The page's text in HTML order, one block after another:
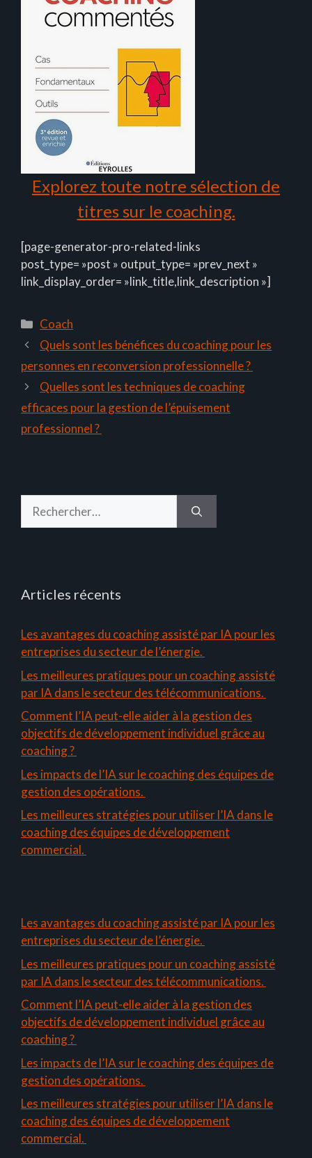
Explorez toute notre sélection de
titres sur le coaching.
[page-generator-pro-related-links
post_type= »post » output_type= »prev_next »
link_display_order= »link_title,link_description »]
Catégories
Coach
Quels sont les bénéfices du coaching pour les
personnes en reconversion professionnelle ?
Quelles sont les techniques de coaching
efficaces pour la gestion de l’épuisement
professionnel ?
Articles récents
Les avantages du coaching assisté par IA pour les
entreprises du secteur de l’énergie.
Les meilleures pratiques pour un coaching assisté
par IA dans le secteur des télécommunications.
Comment l’IA peut-elle aider à la gestion des
objectifs de développement individuel grâce au
coaching ?
Les impacts de l’IA sur le coaching des équipes de
gestion des opérations.
Les meilleures stratégies pour utiliser l’IA dans le
coaching des équipes de développement
commercial.
Les avantages du coaching assisté par IA pour les
entreprises du secteur de l’énergie.
Les meilleures pratiques pour un coaching assisté
par IA dans le secteur des télécommunications.
Comment l’IA peut-elle aider à la gestion des
objectifs de développement individuel grâce au
coaching ?
Les impacts de l’IA sur le coaching des équipes de
gestion des opérations.
Les meilleures stratégies pour utiliser l’IA dans le
coaching des équipes de développement
commercial.